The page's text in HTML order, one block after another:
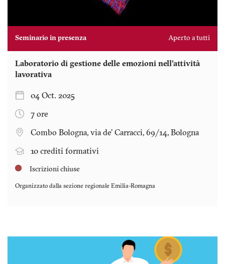
Seminario in presenza Aperto a tutti
Laboratorio di gestione delle emozioni nell'attività
lavorativa
04 Oct. 2025
7 ore
Combo Bologna, via de’ Carracci, 69/14, Bologna
10 crediti formativi
Iscrizioni chiuse
Organizzato dalla sezione regionale Emilia-Romagna